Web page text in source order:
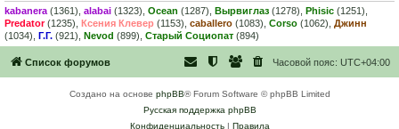
kabanera (1361), alabai (1323), Ocean (1287), Вырвиглаз (1278), Phisic (1251),
Predator(1235), Ксения Клевер (1153), caballero (1083), Corso (1062), Джинн
(1034), Г.Г. (921), Nevod (899), Старый Социопат (894)
Список форумов Часовой пояс: UTC+04:00
Создано на основе phpBB® Forum Software © phpBB Limited
Русская поддержка phpBB
Конфиденциальность| Правила